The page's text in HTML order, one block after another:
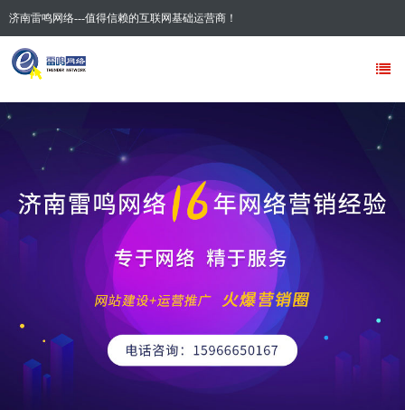
济南雷鸣网络---值得信赖的互联网基础运营商！